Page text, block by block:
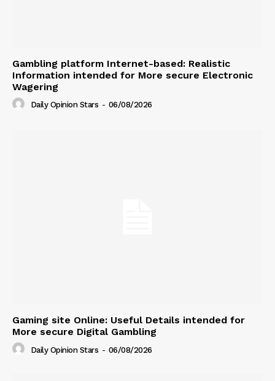
Gambling platform Internet-based: Realistic
Information intended for More secure Electronic
Wagering
Daily Opinion Stars - 06/08/2026
Gaming site Online: Useful Details intended for
More secure Digital Gambling
Daily Opinion Stars - 06/08/2026